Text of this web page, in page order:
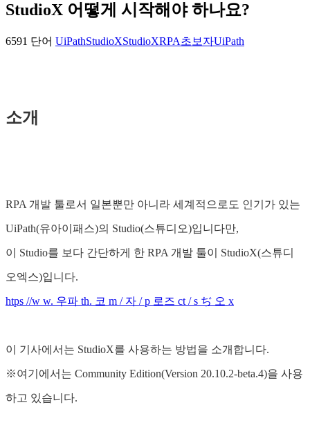
StudioX 어떻게 시작해야 하나요?
6591 단어 UiPathStudioXStudioXRPA초보자UiPath
소개
RPA 개발 툴로서 일본뿐만 아니라 세계적으로도 인기가 있는
UiPath(유아이패스)의 Studio(스튜디오)입니다만,
이 Studio를 보다 간단하게 한 RPA 개발 툴이 StudioX(스튜디
오엑스)입니다.
htps //w w. 우파 th. 코 m / 자 / p 로즈 ct / s ぢ 오 x
이 기사에서는 StudioX를 사용하는 방법을 소개합니다.
※여기에서는 Community Edition(Version 20.10.2-beta.4)을 사용
하고 있습니다.